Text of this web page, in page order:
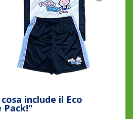
include il Eco
Pack!"